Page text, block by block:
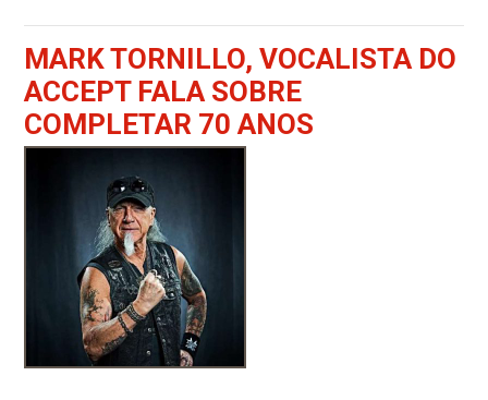
MARK TORNILLO, VOCALISTA DO
ACCEPT FALA SOBRE
COMPLETAR 70 ANOS